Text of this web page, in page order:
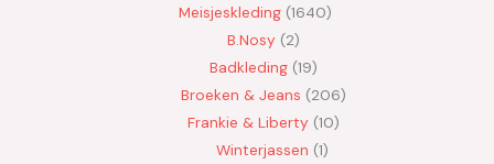
Meisjeskleding 1640
B.Nosy
2
Badkleding 19
Broeken & Jeans
206
Frankie & Liberty 10
Winterjassen 1